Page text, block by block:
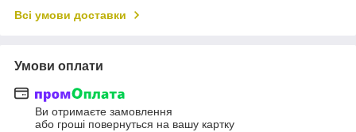
Всі умови доставки
Умови оплати
Ви отримаєте замовлення
або гроші повернуться на вашу картку